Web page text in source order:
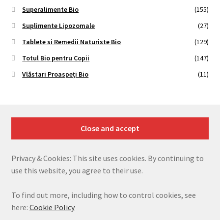
Superalimente Bio
(155)
Suplimente Lipozomale
(27)
Tablete si Remedii Naturiste Bio
(129)
Totul Bio pentru Copii
(147)
Vlăstari Proaspeți Bio
(11)
Privacy & Cookies: This site uses cookies. By continuing to
use this website, you agree to their use.
To find out more, including how to control cookies, see
here: Cookie Policy